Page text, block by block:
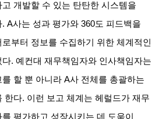
개발할 수 있는 탄탄한 시스템을
. A사는 성과 평가와 360도 피드백을
부터 정보를 수집하기 위한 체계적인
다.예컨대 재무책임자와 인사책임자는
할 뿐 아니라 A사 전체를 총괄하는
한다. 이런 보고 체계는 헤럴드가 재무
평가하고 성장시키는 데 도움이